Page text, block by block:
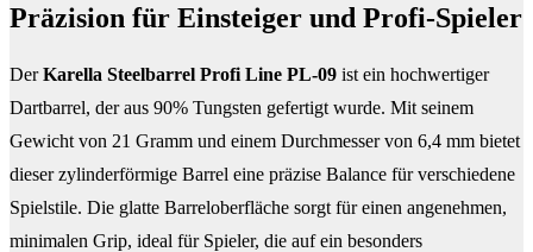
Präzision für Einsteiger und Profi-Spieler
DerKarella Steelbarrel Profi Line PL-09 ist ein hochwertiger
Dartbarrel, der aus 90% Tungsten gefertigt wurde. Mit seinem
Gewicht von 21 Gramm und einem Durchmesser von 6,4 mm bietet
dieser zylinderförmige Barrel eine präzise Balance für verschiedene
Spielstile. Die glatte Barreloberfläche sorgt für einen angenehmen,
minimalen Grip, ideal für Spieler, die auf ein besonders